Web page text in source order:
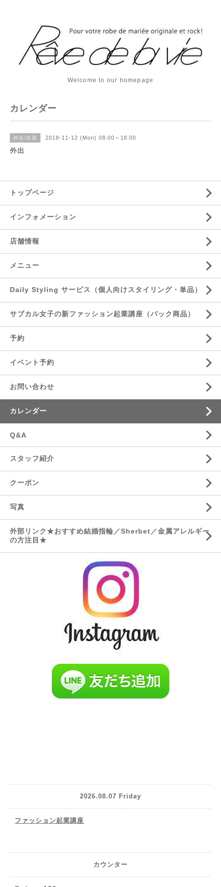
Welcome to our homepage
カレンダー
外出/出張 2018-11-12 (Mon) 08:00～18:00
外出
トップページ
インフォメーション
店舗情報
メニュー
Daily Styling サービス（個人向けスタイリング・単品）
サブカル女子の新ファッション起業講座（パック商品）
予約
イベント予約
お問い合わせ
カレンダー
Q&A
スタッフ紹介
クーポン
写真
外部リンク★おすすめ結婚指輪／Sherbet／金属アレルギー
の方注目★
2026.08.07 Friday
ファッション起業講座
カウンター